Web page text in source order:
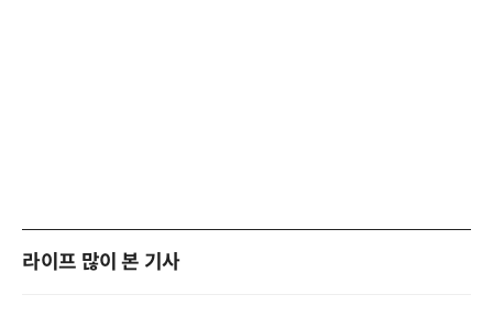
라이프 많이 본 기사